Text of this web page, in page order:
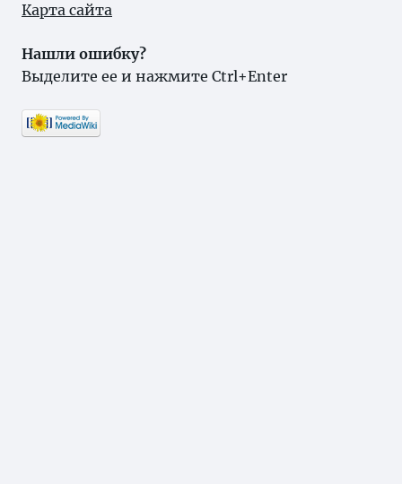
Карта сайта
Нашли ошибку?
Выделите ее и нажмите Ctrl+Enter